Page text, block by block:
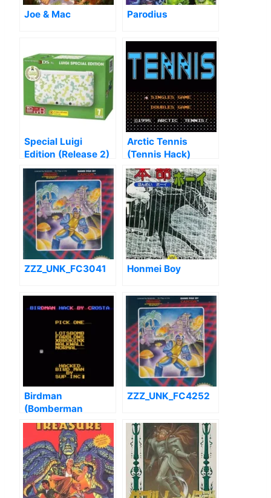
Joe & Mac Parodius
Special Luigi
Edition (Release 2)
(SMB3 Hack)
Arctic Tennis
(Tennis Hack)
ZZZ_UNK_FC3041 Honmei Boy
Birdman
(Bomberman
Collection Hack)
ZZZ_UNK_FC4252